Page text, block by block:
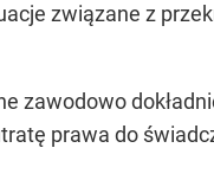
związane z
zawodowo
prawa do